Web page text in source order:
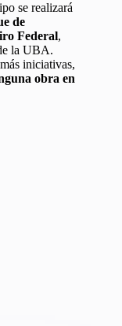
se realizará
de
Federal,
la UBA.
iniciativas,
obra en